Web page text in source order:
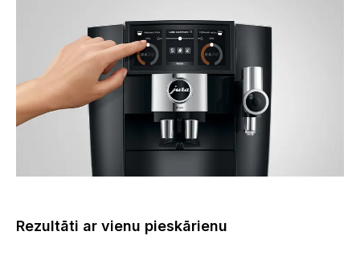
Rezultāti ar vienu pieskārienu